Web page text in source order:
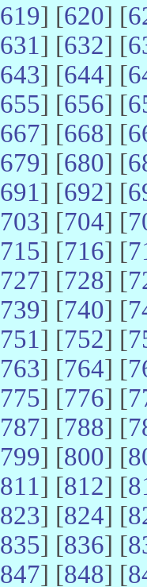
619] [620] [
631] [632] [
643] [644] [
655] [656] [
667] [668] [
679] [680] [
691] [692] [
703] [704] [
715] [716] [
727] [728] [
739] [740] [
751] [752] [
763] [764] [
775] [776] [
787] [788] [
799] [800] [
811] [812] [
823] [824] [
835] [836] [
847] [848] [